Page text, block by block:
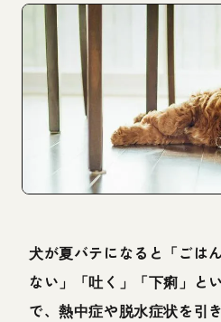
犬が夏バテになると「ごは
ない」「吐く」「下痢」と
で、熱中症や脱水症状を引